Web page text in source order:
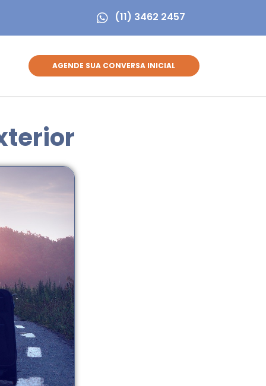
(11) 3462 2457
AGENDE SUA CONVERSA INICIAL